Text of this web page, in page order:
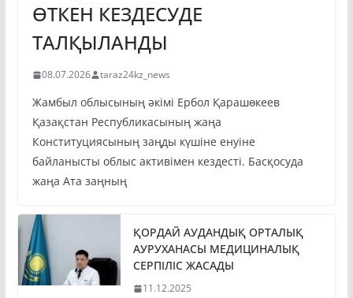
ӨТКЕН КЕЗДЕСУДЕ
ТАЛҚЫЛАНДЫ
08.07.2026 taraz24kz_news
Жамбыл облысының әкімі Ербол Қарашөкеев
Қазақстан Республикасының жаңа
Конституциясының заңды күшіне енуіне
байланысты облыс активімен кездесті. Басқосуда
жаңа Ата заңның
ҚОРДАЙ АУДАНДЫҚ ОРТАЛЫҚ
АУРУХАНАСЫ МЕДИЦИНАЛЫҚ
СЕРПІЛІС ЖАСАДЫ
11.12.2025